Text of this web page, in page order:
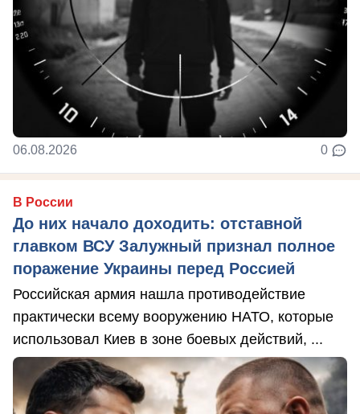
06.08.2026 0
В России
До них начало доходить: отставной
главком ВСУ Залужный признал полное
поражение Украины перед Россией
Российская армия нашла противодействие
практически всему вооружению НАТО, которые
использовал Киев в зоне боевых действий, ...